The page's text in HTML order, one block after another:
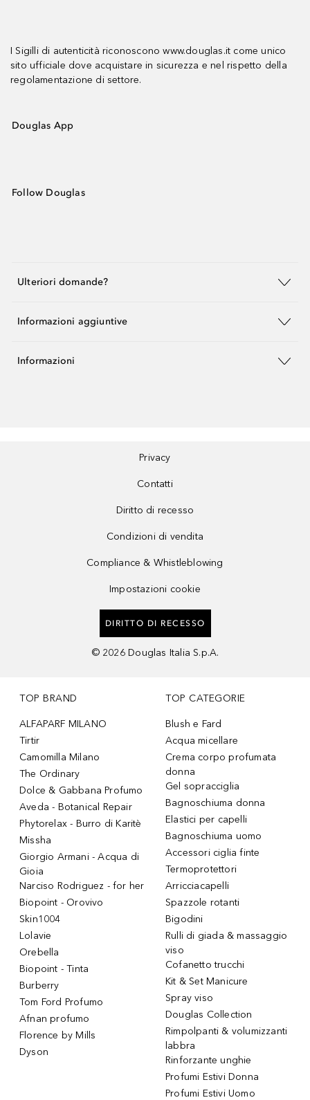
I Sigilli di autenticità riconoscono www.douglas.it come unico
sito ufficiale dove acquistare in sicurezza e nel rispetto della
regolamentazione di settore.
Douglas App
Follow Douglas
Ulteriori domande?
Informazioni aggiuntive
Informazioni
Privacy
Contatti
Diritto di recesso
Condizioni di vendita
Compliance & Whistleblowing
Impostazioni cookie
DIRITTO DI RECESSO
© 2026 Douglas Italia S.p.A.
TOP BRAND
ALFAPARF MILANO
Tirtir
Camomilla Milano
The Ordinary
Dolce & Gabbana Profumo
Aveda - Botanical Repair
Phytorelax - Burro di Karitè
Missha
Giorgio Armani - Acqua di
Gioia
Narciso Rodriguez - for her
Biopoint - Orovivo
Skin1004
Lolavie
Orebella
Biopoint - Tinta
Burberry
Tom Ford Profumo
Afnan profumo
Florence by Mills
Dyson
TOP CATEGORIE
Blush e Fard
Acqua micellare
Crema corpo profumata
donna
Gel sopracciglia
Bagnoschiuma donna
Elastici per capelli
Bagnoschiuma uomo
Accessori ciglia finte
Termoprotettori
Arricciacapelli
Spazzole rotanti
Bigodini
Rulli di giada & massaggio
viso
Cofanetto trucchi
Kit & Set Manicure
Spray viso
Douglas Collection
Rimpolpanti & volumizzanti
labbra
Rinforzante unghie
Profumi Estivi Donna
Profumi Estivi Uomo